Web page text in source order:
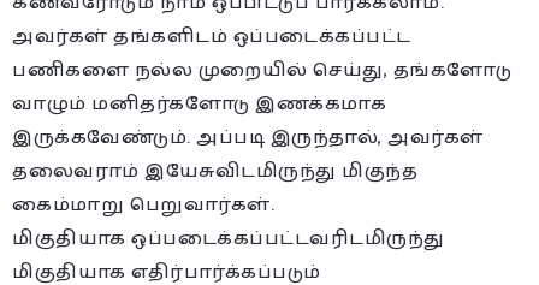
அவர்கள் தங்களிடம் ஒப்படைக்கப்பட்ட
பணிகளை நல்ல முறையில் செய்து, தங்களோடு
வாழும் மனிதர்களோடு இணக்கமாக
இருக்கவேண்டும். அப்படி இருந்தால், அவர்கள்
தலைவராம் இயேசுவிடமிருந்து மிகுந்த
கைம்மாறு பெறுவார்கள்.
மிகுதியாக ஒப்படைக்கப்பட்டவரிடமிருந்து
மிகுதியாக எதிர்பார்க்கப்படும்